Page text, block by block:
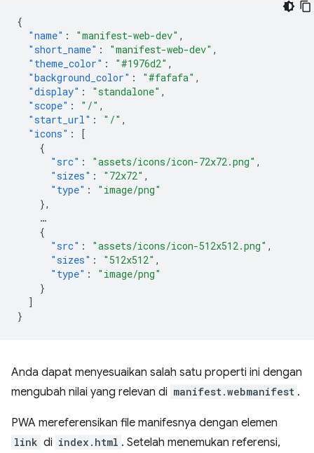
{
"name" : "manifest-web-dev" ,
"short_name" : "manifest-web-dev" ,
"theme_color" : "#1976d2" ,
"background_color" : "#fafafa" ,
"display" : "standalone" ,
"scope" : "/" ,
"start_url" : "/" ,
"icons" :
[
{
"src" : "assets/icons/icon-72x72.png" ,
"sizes" : "72x72" ,
"type" :
"image/png"
},
…
{
"src" : "assets/icons/icon-512x512.png" ,
"sizes" : "512x512" ,
"type" :
"image/png"
}
]
}
Anda dapat menyesuaikan salah satu properti ini dengan
mengubah nilai yang relevan di manifest.webmanifest .
PWA mereferensikan file manifesnya dengan elemen
link di index.html . Setelah menemukan referensi,